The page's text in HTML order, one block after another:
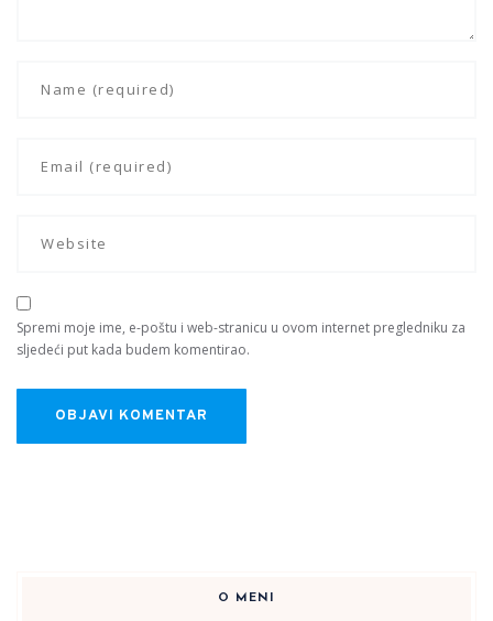
Spremi moje ime, e-poštu i web-stranicu u ovom internet pregledniku za
sljedeći put kada budem komentirao.
O MENI